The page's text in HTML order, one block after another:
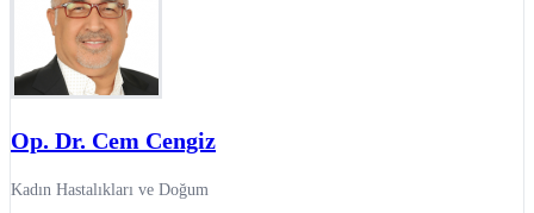
Op. Dr. Cem Cengiz
Kadın Hastalıkları ve Doğum